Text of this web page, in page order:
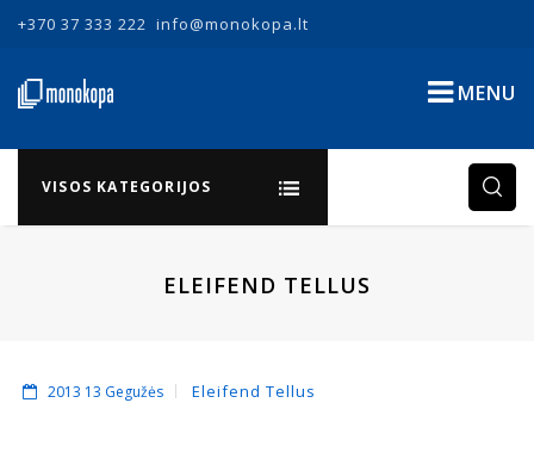
+370 37 333 222 info@monokopa.lt
MENU
VISOS KATEGORIJOS
ELEIFEND TELLUS
2013 13 Gegužės Eleifend Tellus